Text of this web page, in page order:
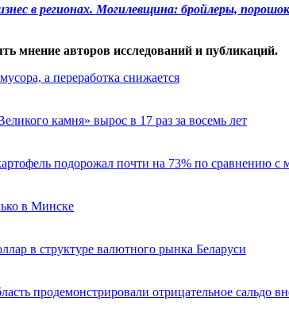
в регионах. Могилевщина: бройлеры,
мнение авторов исследований и публикаций.
а переработка снижается
камня» вырос в 17 раз за восемь лет
подорожал почти на 73% по сравнению с
в Минске
в структуре валютного рынка Беларуси
продемонстрировали отрицательное сальдо